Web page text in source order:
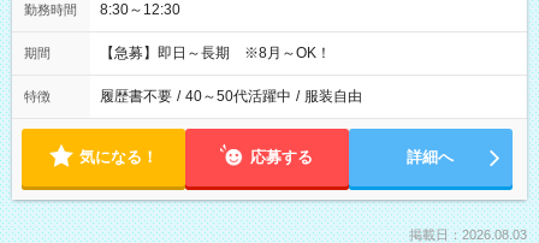
勤務時間 8:30～12:30
期間 【急募】即日～長期 ※8月～OK！
特徴 履歴書不要 / 40～50代活躍中 / 服装自由
気になる！ 応募する 詳細へ
掲載日：2026.08.03